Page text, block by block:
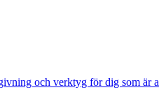
och verktyg för dig som är